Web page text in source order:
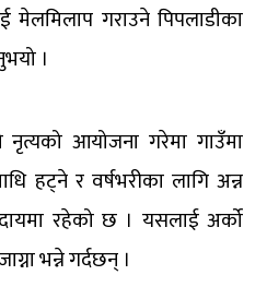
मेलमिलाप गराउने पिपलाडीका
।
नृत्यको आयोजना गरेमा गाउँमा
हट्ने र वर्षभरीका लागि अन्न
रहेको छ । यसलाई अर्को
भन्ने गर्दछन् ।